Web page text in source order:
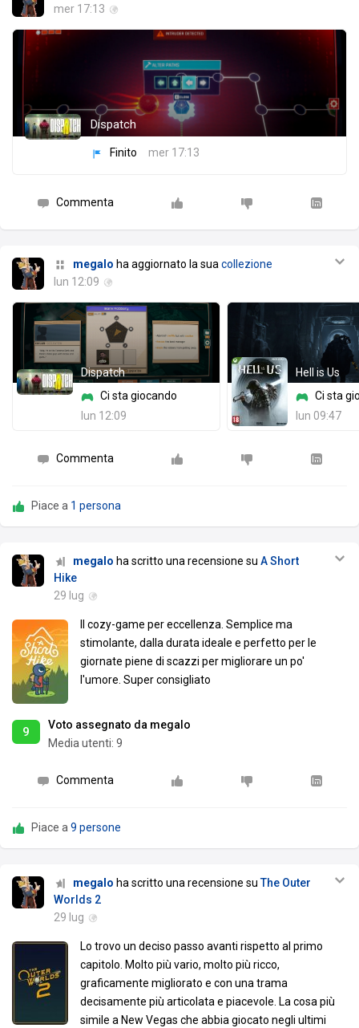
mer 17:13
Dispatch
Finito mer 17:13
Commenta
megalo ha aggiornato la suacollezione
lun 12:09
Dispatch
Ci sta giocando
lun 12:09
Hell is Us
Ci sta
lun 09:47
Commenta
Piace a 1 persona
megalo ha scritto una recensione su A Short
Hike
29 lug
Il cozy-game per eccellenza. Semplice ma
stimolante, dalla durata ideale e perfetto per le
giornate piene di scazzi per migliorare un po'
l'umore. Super consigliato
9
Voto assegnato da megalo
Media utenti: 9
Commenta
Piace a9 persone
megalo ha scritto una recensione suThe Outer
Worlds 2
29 lug
Lo trovo un deciso passo avanti rispetto al primo
capitolo. Molto più vario, molto più ricco,
graficamente migliorato e con una trama
decisamente più articolata e piacevole. La cosa più
simile a New Vegas che abbia giocato negli ultimi